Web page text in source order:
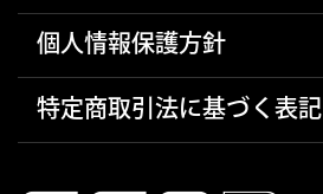
個人情報保護方針
特定商取引法に基づく表記